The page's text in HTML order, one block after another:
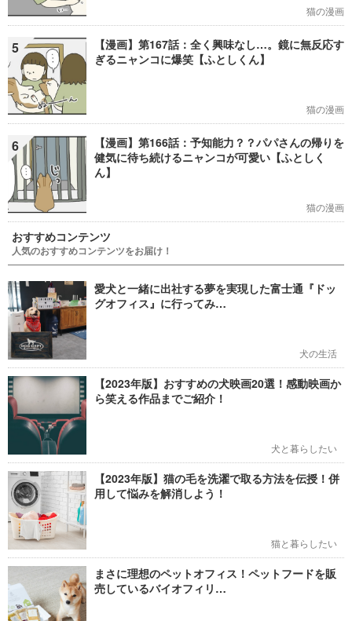
猫の漫画
5
【漫画】第167話：全く興味なし…。鏡に無反応す
ぎるニャンコに爆笑【ふとしくん】
猫の漫画
6
【漫画】第166話：予知能力？？パパさんの帰りを
健気に待ち続けるニャンコが可愛い【ふとしく
ん】
猫の漫画
おすすめコンテンツ
人気のおすすめコンテンツをお届け！
愛犬と一緒に出社する夢を実現した富士通『ドッ
グオフィス』に行ってみ…
犬の生活
【2023年版】おすすめの犬映画20選！感動映画か
ら笑える作品までご紹介！
犬と暮らしたい
【2023年版】猫の毛を洗濯で取る方法を伝授！併
用して悩みを解消しよう！
猫と暮らしたい
まさに理想のペットオフィス！ペットフードを販
売しているバイオフィリ…